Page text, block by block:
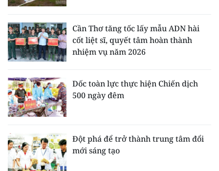
Cần Thơ tăng tốc lấy mẫu ADN hài
cốt liệt sĩ, quyết tâm hoàn thành
nhiệm vụ năm 2026
Dốc toàn lực thực hiện Chiến dịch
500 ngày đêm
Đột phá để trở thành trung tâm đổi
mới sáng tạo